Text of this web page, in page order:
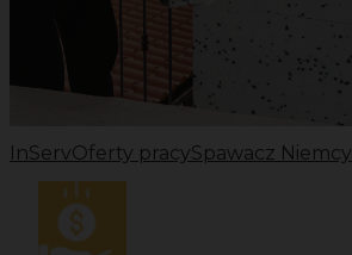
InServOferty pracySpawacz Niemcy